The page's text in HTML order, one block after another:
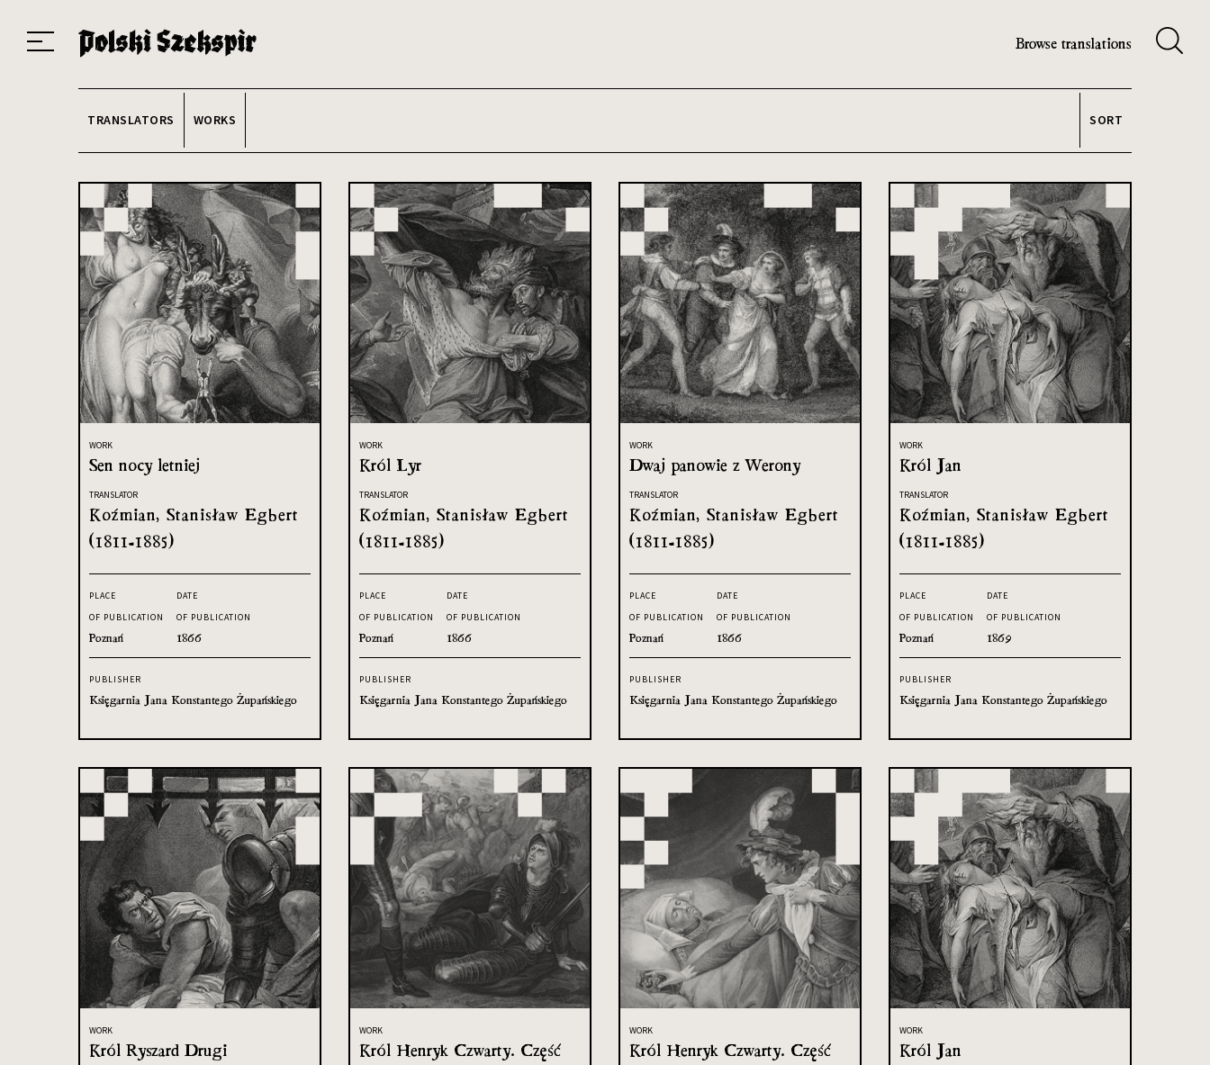
Browse translations
TRANSLATORS WORKS SORT
WORK
Sen nocy letniej
TRANSLATOR
Koźmian, Stanisław Egbert
(1811-1885)
PLACE
OF PUBLICATION
Poznań
DATE
OF PUBLICATION
1866
PUBLISHER
Księgarnia Jana Konstantego Żupańskiego
WORK
Król Lyr
TRANSLATOR
Koźmian, Stanisław Egbert
(1811-1885)
PLACE
OF PUBLICATION
Poznań
DATE
OF PUBLICATION
1866
PUBLISHER
Księgarnia Jana Konstantego Żupańskiego
WORK
Dwaj panowie z Werony
TRANSLATOR
Koźmian, Stanisław Egbert
(1811-1885)
PLACE
OF PUBLICATION
Poznań
DATE
OF PUBLICATION
1866
PUBLISHER
Księgarnia Jana Konstantego Żupańskiego
WORK
Król Jan
TRANSLATOR
Koźmian, Stanisław Egbert
(1811-1885)
PLACE
OF PUBLICATION
Poznań
DATE
OF PUBLICATION
1869
PUBLISHER
Księgarnia Jana Konstantego Żupańskiego
WORK
Król Ryszard Drugi
WORK
Król Henryk Czwarty. Część
WORK
Król Henryk Czwarty. Część
WORK
Król Jan